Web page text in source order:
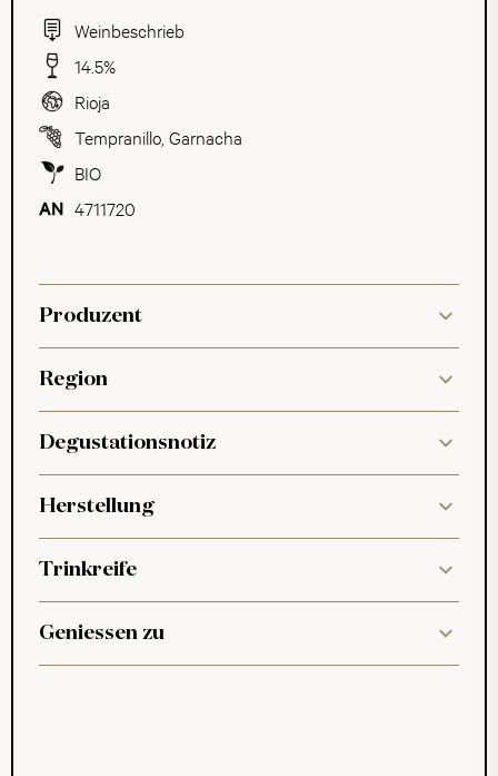
Weinbeschrieb
14.5%
Rioja
Tempranillo Garnacha
BIO
4711720
Produzent
Region
Degustationsnotiz
Herstellung
Trinkreife
Geniessen zu